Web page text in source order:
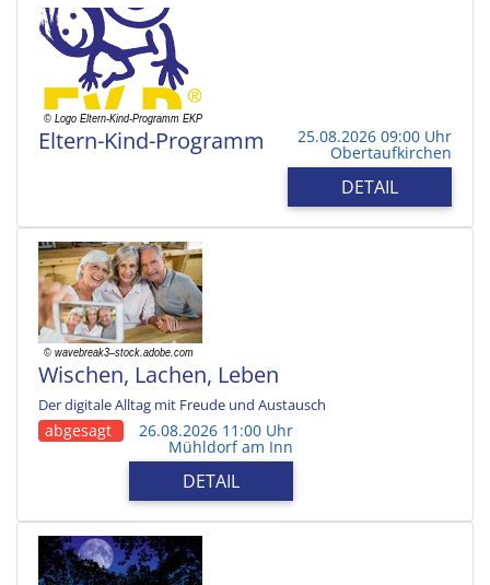
Eltern-Kind-Programm 25.08.2026 09:00 Uhr
Obertaufkirchen
DETAIL
Wischen, Lachen, Leben
Der digitale Alltag mit Freude und Austausch
abgesagt 26.08.2026 11:00 Uhr
Mühldorf am Inn
DETAIL